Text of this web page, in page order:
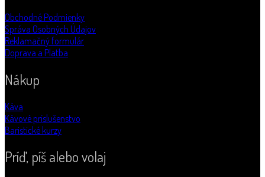
Obchodné Podmienky
Správa Osobných Údajov
Reklamačný formulár
Doprava a Platba
Nákup
Káva
Kávové príslušenstvo
Baristické kurzy
Príď, píš alebo volaj